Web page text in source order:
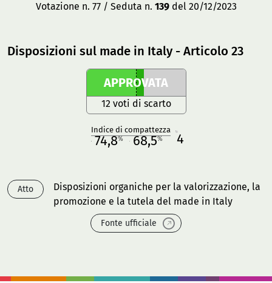
Votazione n. 77 / Seduta n. 139del 20/12/2023
Disposizioni sul made in Italy - Articolo 23
APPROVATA
12 voti di scarto
Indice di compattezza
74,8% 68,5% 4
Atto
Disposizioni organiche per la valorizzazione, la
promozione e la tutela del made in Italy
Fonte ufficiale